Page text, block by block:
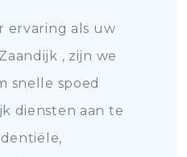
ervaring als uw
, zijn we
snelle spoed
diensten aan te